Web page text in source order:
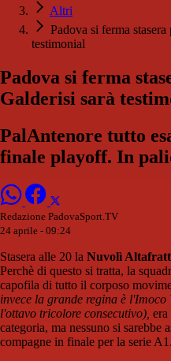
Altri
Padova si ferma
testimonial
Padova si ferma
Galderisi sarà
PalAntenore tutto
finale playoff. In
Redazione PadovaSport.TV
24 aprile - 09:24
Stasera alle 20 la Nuvolì
Perchè di questo si tratta, la
capofila di tutto il corposo
invece la grande regina è l'Imoco
l'ottavo tricolore consecutivo), era
categoria, ma nessuno si sarebbe
compagne in finale per la serie A1.